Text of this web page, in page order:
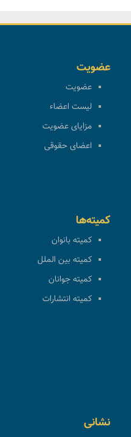
عضویت
عضویت
لیست اعضاء
مزایای عضویت
اعضای حقوقی
کمیته‌ها
کمیته بانوان
کمیته بین الملل
کمیته جوانان
کمیته انتشارات
نشانی